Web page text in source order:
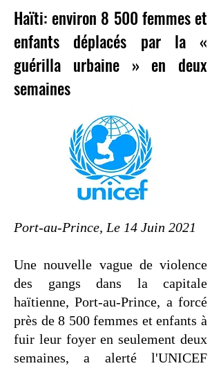
Port-au-Prince, Le 14 Juin 2021
Une nouvelle vague de violence
des gangs dans la capitale
haïtienne, Port-au-Prince, a forcé
près de 8 500 femmes et enfants à
fuir leur foyer en seulement deux
semaines, a alerté l'UNICEF
Haïti: environ 8 500 femmes et
enfants déplacés par la «
guérilla urbaine » en deux
semaines